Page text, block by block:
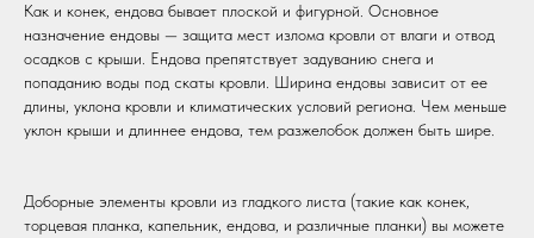
Как и конек, ендова бывает плоской и фигурной. Основное
назначение ендовы — защита мест излома кровли от влаги и отвод
осадков с крыши. Ендова препятствует задуванию снега и
попаданию воды под скаты кровли. Ширина ендовы зависит от ее
длины, уклона кровли и климатических условий региона. Чем меньше
уклон крыши и длиннее ендова, тем разжелобок должен быть шире.
Доборные элементы кровли из гладкого листа (такие как конек,
торцевая планка, капельник, ендова, и различные планки) вы можете